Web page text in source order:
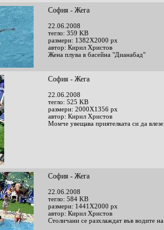
София - Жега
22.06.2008
тегло: 359 KB
размери: 1382X2000 px
автор: Кирил Христов
Жена плува в басейна "Дианабад"
София - Жега
22.06.2008
тегло: 525 KB
размери: 2000X1356 px
автор: Кирил Христов
Момче увещава приятелката си да
София - Жега
22.06.2008
тегло: 584 KB
размери: 1441X2000 px
автор: Кирил Христов
Столичани се разхлаждат във водите